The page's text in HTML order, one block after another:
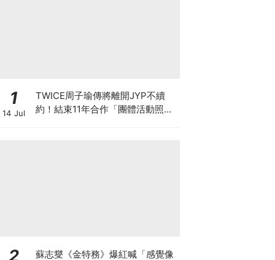
1
14 Jul
TWICE周子瑜傳將離開JYP不續
約！結束11年合作「團體活動照
蘇志燮《金特務》爆紅喊「感覺像